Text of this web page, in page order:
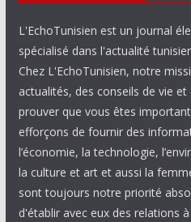
L'EchoTunisien est un journal
spécialisé dans l'actualité
Chez L'EchoTunisien, notre
actualités, des conseils de vie
prouver que vous êtes
efforçons de fournir des
l’économie, la technologie,
la culture et art et aussi la
sont toujours notre priorité
d'établir avec eux des relations